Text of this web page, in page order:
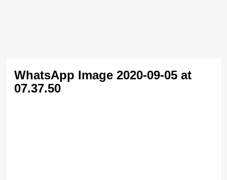
WhatsApp Image 2020-09-05 at
07.37.50